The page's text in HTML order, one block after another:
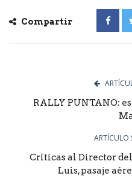
Compartir
RALLY PUNTANO:
ARTÍCULO
Críticas al Director
Luis, pasaje